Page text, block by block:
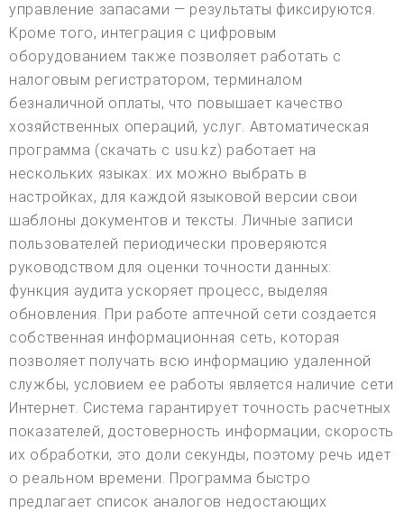
управление запасами — результаты фиксируются.
Кроме того, интеграция с цифровым
оборудованием также позволяет работать с
налоговым регистратором, терминалом
безналичной оплаты, что повышает качество
хозяйственных операций, услуг. Автоматическая
программа (скачать с usu.kz) работает на
нескольких языках: их можно выбрать в
настройках, для каждой языковой версии свои
шаблоны документов и тексты. Личные записи
пользователей периодически проверяются
руководством для оценки точности данных:
функция аудита ускоряет процесс, выделяя
обновления. При работе аптечной сети создается
собственная информационная сеть, которая
позволяет получать всю информацию удаленной
службы, условием ее работы является наличие сети
Интернет. Система гарантирует точность расчетных
показателей, достоверность информации, скорость
их обработки, это доли секунды, поэтому речь идет
о реальном времени. Программа быстро
предлагает список аналогов недостающих